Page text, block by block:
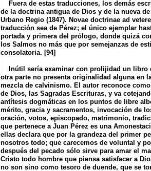
Fuera de estas traducciones, los demás
de la doctrina antigua de Dios y de la nueva
Urbano Regio (1847). Novae doctrinae ad
traducción sea de Pérez; el único ejemplar
portada y primera del prólogo, donde quizá
los Salmos no más que por semejanzas de
consolatoria. [94]
Inútil sería examinar con prolijidad un libro
otra parte no presenta originalidad alguna en
mezcla de calvinismo. El autor reconoce
de Dios, las Sagradas Escrituras, y va
antítesis dogmáticas en los puntos de libre
mérito, gracia y sacramentos, invocación de
oración, votos, episcopado, matrimonio,
que pertenece a Juan Pérez es una
ellas declara que por la grandeza del primer
nosotros todo; que carecemos de voluntal y
después del pecado sólo sirve para amar el
Cristo todo hombre que piensa satisfacer a
no son sino como tesoro de duende, que se